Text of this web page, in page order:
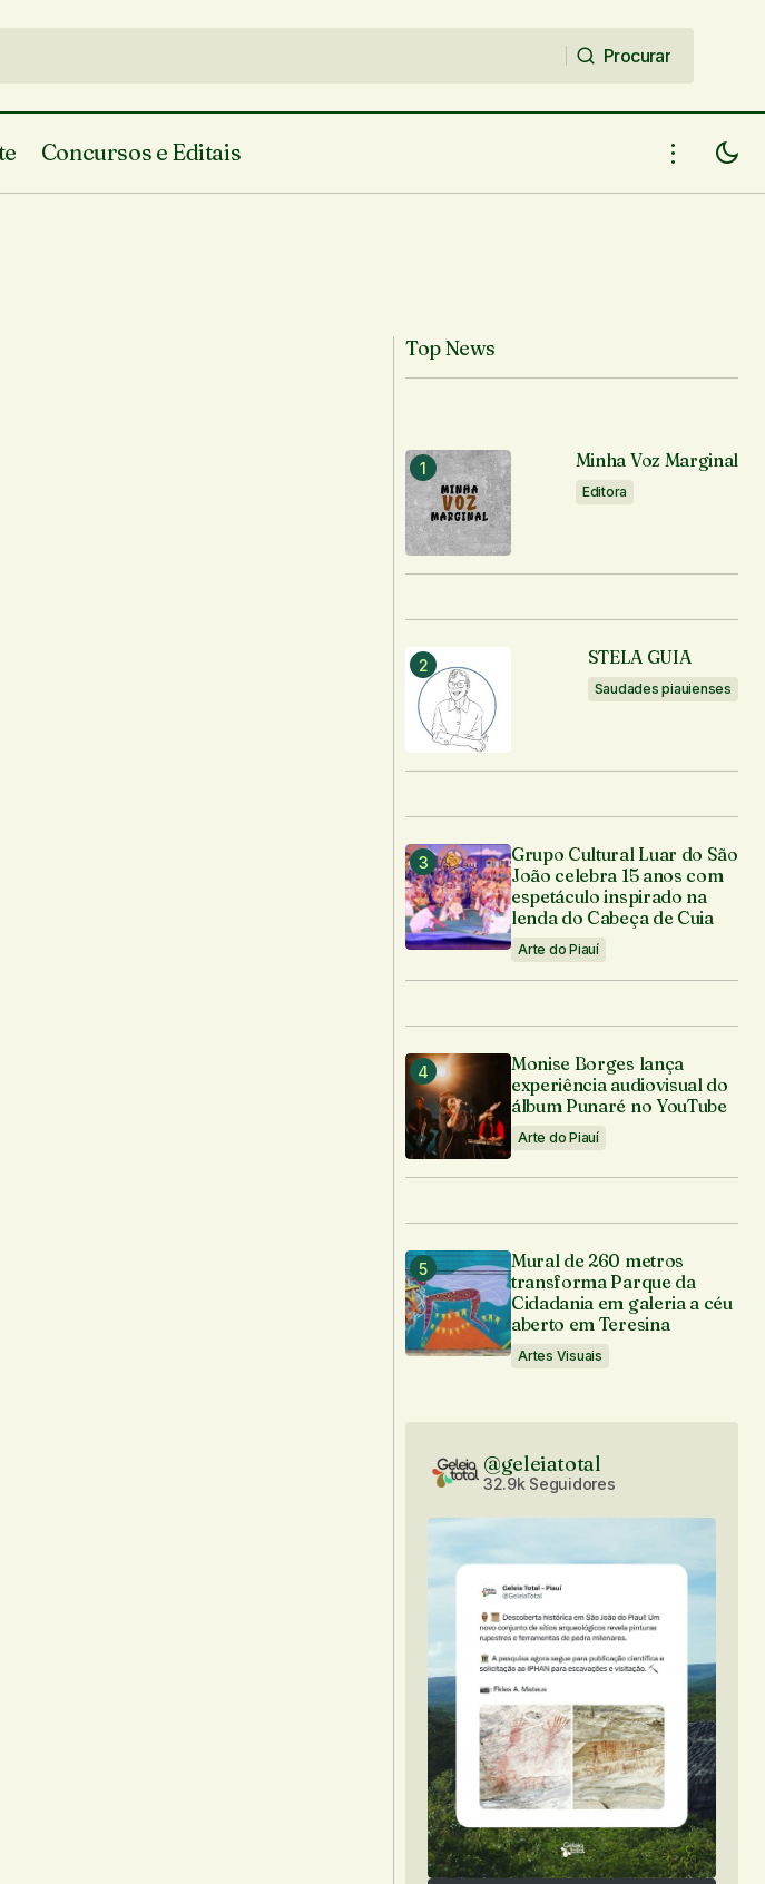
Procurar
Concursos e Editais
Top News
Minha Voz Marginal
Editora
STELA GUIA
Saudades piauienses
Grupo Cultural Luar do São
João celebra 15 anos com
espetáculo inspirado na
lenda do Cabeça de Cuia
Arte do Piauí
Monise Borges lança
experiência audiovisual do
álbum Punaré no YouTube
Arte do Piauí
Mural de 260 metros
transforma Parque da
Cidadania em galeria a céu
aberto em Teresina
Artes Visuais
@geleiatotal
32.9k Seguidores